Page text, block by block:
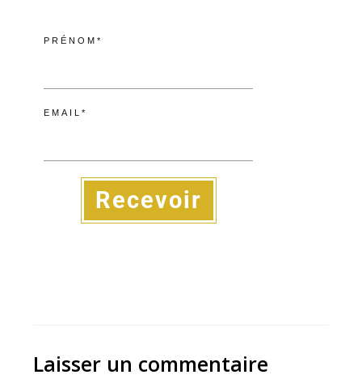
PRÉNOM*
EMAIL*
Recevoir
Laisser un commentaire